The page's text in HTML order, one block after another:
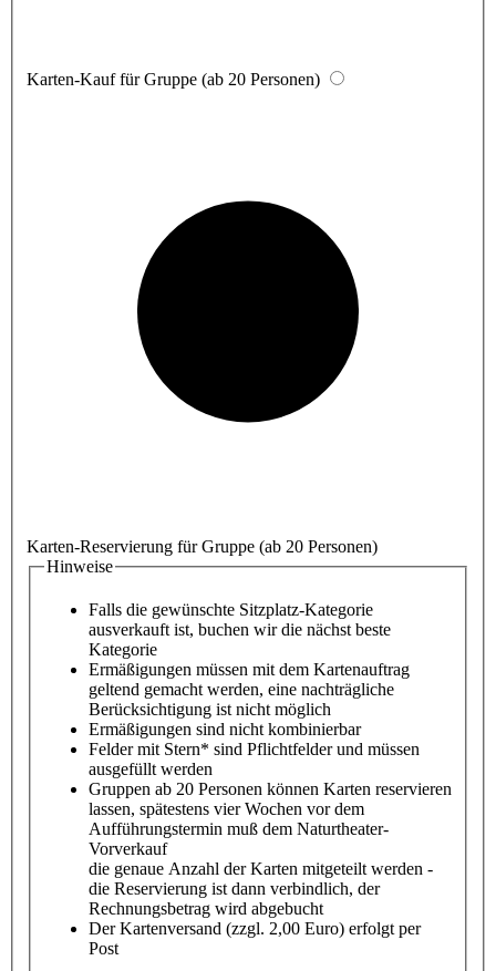
Karten-Kauf für Gruppe (ab 20 Personen)
Karten-Reservierung für Gruppe (ab 20 Personen)
Hinweise
Falls die gewünschte Sitzplatz-Kategorie
ausverkauft ist, buchen wir die nächst beste
Kategorie
Ermäßigungen müssen mit dem Kartenauftrag
geltend gemacht werden, eine nachträgliche
Berücksichtigung ist nicht möglich
Ermäßigungen sind nicht kombinierbar
Felder mit Stern* sind Pflichtfelder und müssen
ausgefüllt werden
Gruppen ab 20 Personen können Karten reservieren
lassen, spätestens vier Wochen vor dem
Aufführungstermin muß dem Naturtheater-
Vorverkauf
die genaue Anzahl der Karten mitgeteilt werden -
die Reservierung ist dann verbindlich, der
Rechnungsbetrag wird abgebucht
Der Kartenversand (zzgl. 2,00 Euro) erfolgt per
Post